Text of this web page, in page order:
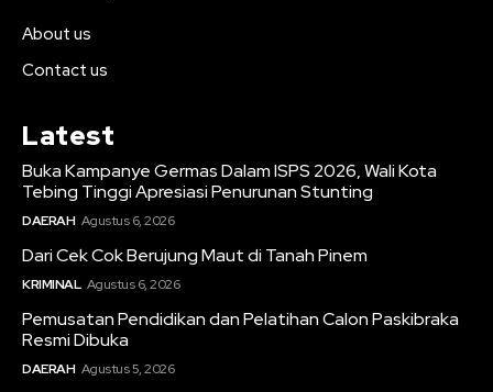
About us
Contact us
Latest
Buka Kampanye Germas Dalam ISPS 2026, Wali Kota
Tebing Tinggi Apresiasi Penurunan Stunting
DAERAH Agustus 6, 2026
Dari Cek Cok Berujung Maut di Tanah Pinem
KRIMINAL Agustus 6, 2026
Pemusatan Pendidikan dan Pelatihan Calon Paskibraka
Resmi Dibuka
DAERAH Agustus 5, 2026